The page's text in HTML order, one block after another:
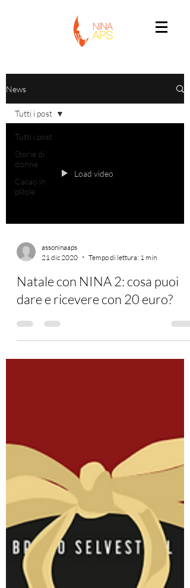
News
Tutti i post
Storie di
donne
Cacao in
pillole
Tutti i post
Load video
assoninaaps
21 dic 2020
Tempo di lettura: 1 min
Natale con NINA 2: cosa puoi
dare e ricevere con 20 euro?